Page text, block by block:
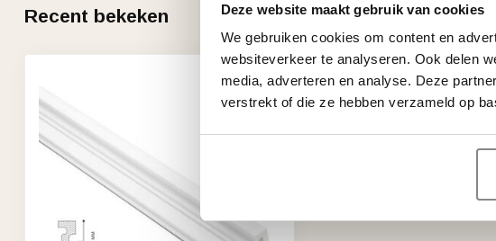
Deze website maakt gebruik van cookies
We gebruiken cookies om content en
websiteverkeer te analyseren. Ook delen
media, adverteren en analyse. Deze
verstrekt of die ze hebben verzameld op
Recent bekeken